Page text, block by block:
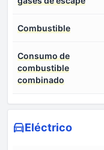
Combustible
Consumo de
combustible
combinado
Eléctrico